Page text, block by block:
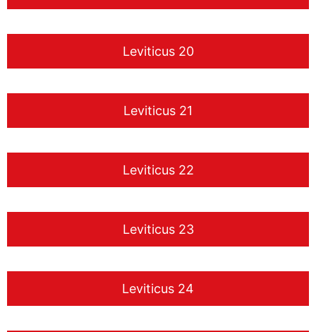
Leviticus 20
Leviticus 21
Leviticus 22
Leviticus 23
Leviticus 24